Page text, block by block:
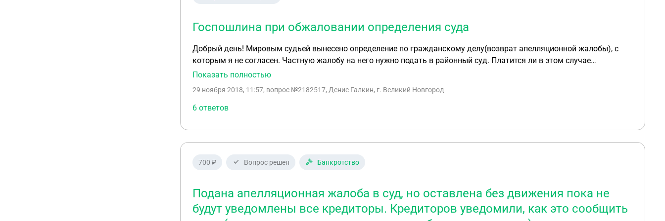
Госпошлина при обжаловании определения суда
Добрый день! Мировым судьей вынесено определение по гражданскому делу(возврат апелляционной жалобы), с
которым я не согласен. Частную жалобу на него нужно подать в районный суд. Платится ли в этом случае
госпошлина?
Показать полностью
29 ноября 2018, 11:57, вопрос №2182517, Денис Галкин, г. Великий Новгород
6 ответов
700 ₽ Вопрос решен Банкротство
Подана апелляционная жалоба в суд, но оставлена без движения пока не
будут уведомлены все кредиторы. Кредиторов уведомили, как это сообщить